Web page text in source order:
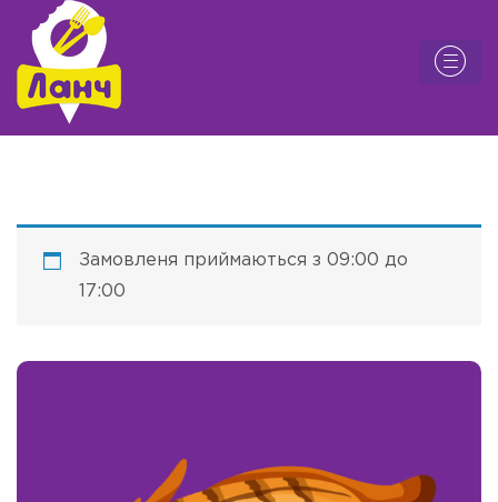
Замовленя приймаються з 09:00 до
17:00